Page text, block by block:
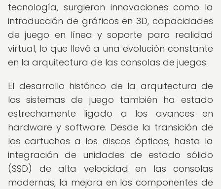
tecnología, surgieron innovaciones como la
introducción de gráficos en 3D, capacidades
de juego en línea y soporte para realidad
virtual, lo que llevó a una evolución constante
en la arquitectura de las consolas de juegos.
El desarrollo histórico de la arquitectura de
los sistemas de juego también ha estado
estrechamente ligado a los avances en
hardware y software. Desde la transición de
los cartuchos a los discos ópticos, hasta la
integración de unidades de estado sólido
(SSD) de alta velocidad en las consolas
modernas, la mejora en los componentes de